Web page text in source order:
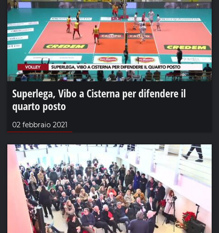
Superlega, Vibo a Cisterna per difendere il
quarto posto
02 febbraio 2021